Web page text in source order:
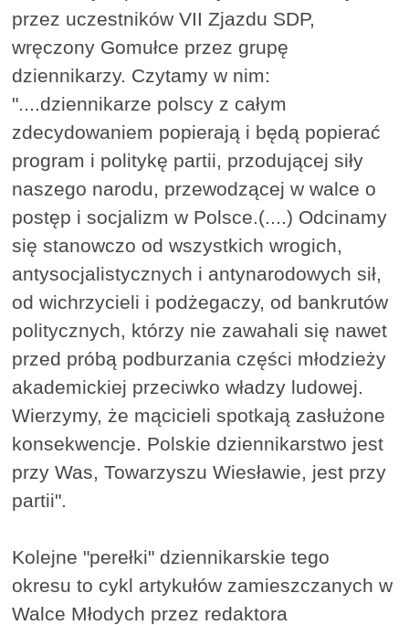
przez uczestników VII Zjazdu SDP,
wręczony Gomułce przez grupę
dziennikarzy. Czytamy w nim:
"....dziennikarze polscy z całym
zdecydowaniem popierają i będą popierać
program i politykę partii, przodującej siły
naszego narodu, przewodzącej w walce o
postęp i socjalizm w Polsce.(....) Odcinamy
się stanowczo od wszystkich wrogich,
antysocjalistycznych i antynarodowych sił,
od wichrzycieli i podżegaczy, od bankrutów
politycznych, którzy nie zawahali się nawet
przed próbą podburzania części młodzieży
akademickiej przeciwko władzy ludowej.
Wierzymy, że mącicieli spotkają zasłużone
konsekwencje. Polskie dziennikarstwo jest
przy Was, Towarzyszu Wiesławie, jest przy
partii".
Kolejne "perełki" dziennikarskie tego
okresu to cykl artykułów zamieszczanych w
Walce Młodych przez redaktora